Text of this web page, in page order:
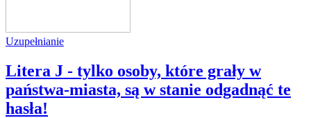
Uzupełnianie
Litera J - tylko osoby, które grały w
państwa-miasta, są w stanie odgadnąć te
hasła!